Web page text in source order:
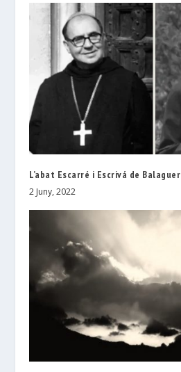
L’abat Escarré i Escrivá de Balaguer
2 Juny, 2022